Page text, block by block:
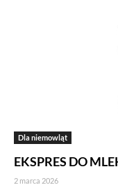
Dla niemowląt
EKSPRES DO
2 marca 2026